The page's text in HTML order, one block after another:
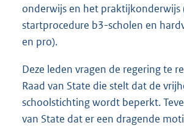
onderwijs en het praktijkonderwijs
startprocedure b3-scholen en
en pro).
Deze leden vragen de regering te
Raad van State die stelt dat de
schoolstichting wordt beperkt.
van State dat er een dragende